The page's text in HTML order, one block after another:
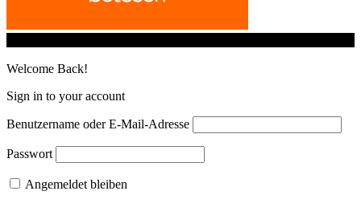
Welcome Back!
Sign in to your account
Benutzername oder E-Mail-Adresse
Passwort
Angemeldet bleiben